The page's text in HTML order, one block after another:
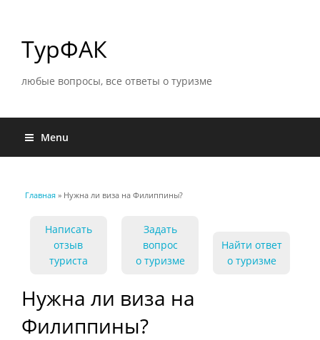
ТурФАК
любые вопросы, все ответы о туризме
Menu
Главная » Нужна ли виза на Филиппины?
Написать
отзыв
туриста
Задать
вопрос
о туризме
Найти ответ
о туризме
Нужна ли виза на
Филиппины?